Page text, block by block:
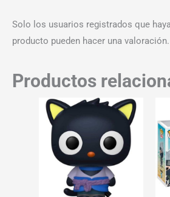
Solo los usuarios registrados que
producto pueden hacer una valoración.
Productos